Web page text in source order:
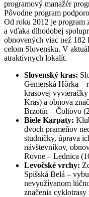
programový manažér
Pôvodne program
Od roku 2012 je program
a vďaka dlhodobej
obnovených viac než
celom Slovensku. V
atraktívnych lokalít.
Slovenský kras:
Gemerská Hôrka –
krasovej
Kras) a obnova
Brzotín – Čoltovo
Biele Karpaty:
dvoch prameňov
studničky, úprava
návštevníkov,
Rovne – Lednica
Levočské vrchy:
Spišská Belá –
nevyužívanom
značenia